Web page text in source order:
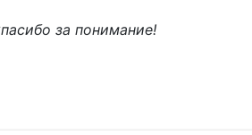
за понимание!